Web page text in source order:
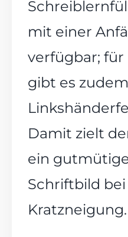
mit einer
verfügbar;
gibt es
Damit zielt
ein
Schriftbild
Kratzneigung.